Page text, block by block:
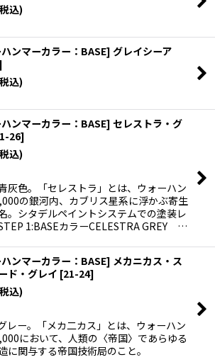
込)
ンマーカラー：BASE] グレイシーア
込)
ンマーカラー：BASE] セレストラ・グ
26]
込)
灰色。「セレストラ」とは、ウォーハン
の銀河内、カブリス星系に浮かぶ寄生
。シタデルペイントシステムでの塗装レ
1:BASEカラーCELESTRA GREY …
ンマーカラー：BASE] メカニカス・ス
ド・グレイ [21-24]
込)
レー。「メカ二カス」とは、ウォーハン
において、人類の〈帝国〉であらゆる
に関与する帝国技術局のこと。